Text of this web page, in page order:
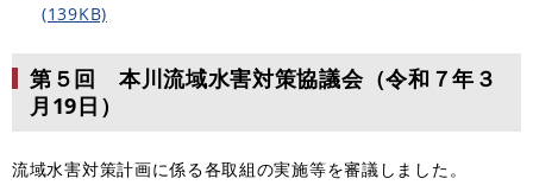
(139KB)
第５回 本川流域水害対策協議会（令和７年３
月19日）
流域水害対策計画に係る各取組の実施等を審議しました。